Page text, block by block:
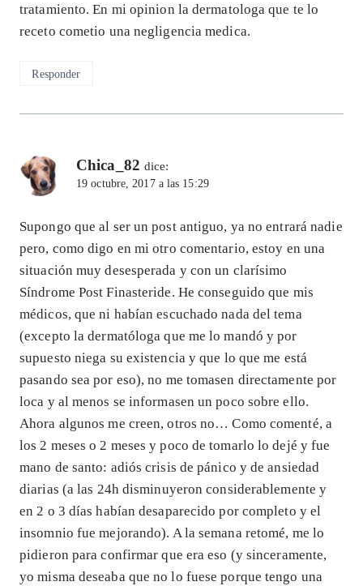
tratamiento. En mi opinion la dermatologa que te lo
receto cometio una negligencia medica.
Responder
Chica_82 dice:
19 octubre, 2017 a las 15:29
Supongo que al ser un post antiguo, ya no entrará nadie
pero, como digo en mi otro comentario, estoy en una
situación muy desesperada y con un clarísimo
Síndrome Post Finasteride. He conseguido que mis
médicos, que ni habían escuchado nada del tema
(excepto la dermatóloga que me lo mandó y por
supuesto niega su existencia y que lo que me está
pasando sea por eso), no me tomasen directamente por
loca y al menos se informasen un poco sobre ello.
Ahora algunos me creen, otros no… Como comenté, a
los 2 meses o 2 meses y poco de tomarlo lo dejé y fue
mano de santo: adiós crisis de pánico y de ansiedad
diarias (a las 24h disminuyeron considerablemente y
en 2 o 3 días habían desaparecido por completo y el
insomnio fue mejorando). A la semana retomé, me lo
pidieron para confirmar que era eso (y sinceramente,
yo misma deseaba que no lo fuese porque tengo una